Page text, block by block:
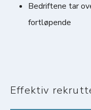
Bedriftene tar
fortløpende
Effektiv